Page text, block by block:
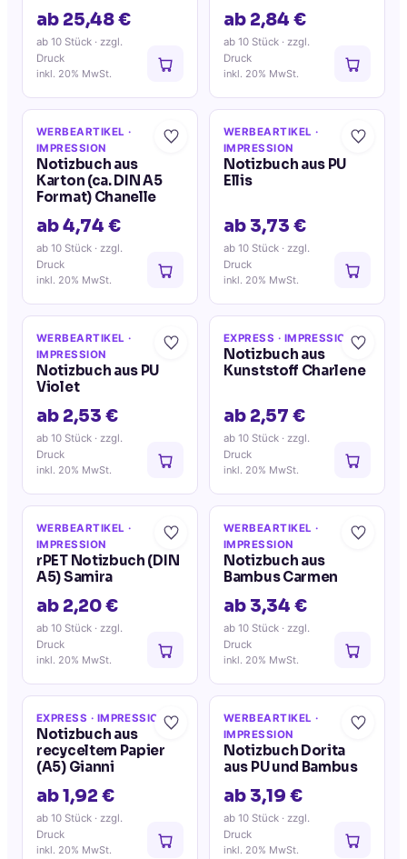
ab 25,48 €
ab 10 Stück · zzgl.
Druck
inkl. 20% MwSt.
ab 2,84 €
ab 10 Stück · zzgl.
Druck
inkl. 20% MwSt.
WERBEARTIKEL ·
IMPRESSION
Notizbuch aus
Karton (ca. DIN A5
Format) Chanelle
ab 4,74 €
ab 10 Stück · zzgl.
Druck
inkl. 20% MwSt.
WERBEARTIKEL ·
IMPRESSION
Notizbuch aus PU
Ellis
ab 3,73 €
ab 10 Stück · zzgl.
Druck
inkl. 20% MwSt.
WERBEARTIKEL ·
IMPRESSION
Notizbuch aus PU
Violet
ab 2,53 €
ab 10 Stück · zzgl.
Druck
inkl. 20% MwSt.
EXPRESS · IMPRESSION
Notizbuch aus
Kunststoff Charlene
ab 2,57 €
ab 10 Stück · zzgl.
Druck
inkl. 20% MwSt.
WERBEARTIKEL ·
IMPRESSION
rPET Notizbuch (DIN
A5) Samira
ab 2,20 €
ab 10 Stück · zzgl.
Druck
inkl. 20% MwSt.
WERBEARTIKEL ·
IMPRESSION
Notizbuch aus
Bambus Carmen
ab 3,34 €
ab 10 Stück · zzgl.
Druck
inkl. 20% MwSt.
EXPRESS · IMPRESSION
Notizbuch aus
recyceltem Papier
(A5) Gianni
ab 1,92 €
ab 10 Stück · zzgl.
Druck
inkl. 20% MwSt.
WERBEARTIKEL ·
IMPRESSION
Notizbuch Dorita
aus PU und Bambus
ab 3,19 €
ab 10 Stück · zzgl.
Druck
inkl. 20% MwSt.